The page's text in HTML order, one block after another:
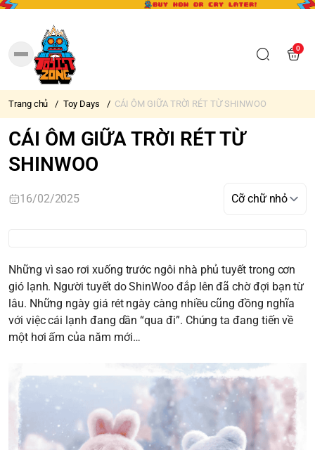
0
Trang chủ / Toy Days / CÁI ÔM GIỮA TRỜI RÉT TỪ SHINWOO
CÁI ÔM GIỮA TRỜI RÉT TỪ
SHINWOO
16/02/2025
Những vì sao rơi xuống trước ngôi nhà phủ tuyết trong cơn
gió lạnh. Người tuyết do ShinWoo đắp lên đã chờ đợi bạn từ
lâu. Những ngày giá rét ngày càng nhiều cũng đồng nghĩa
với việc cái lạnh đang dần “qua đi”. Chúng ta đang tiến về
một hơi ấm của năm mới…